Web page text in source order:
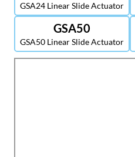
GSA24 Linear Slide Actuator
GSA50
GSA50 Linear Slide Actuator